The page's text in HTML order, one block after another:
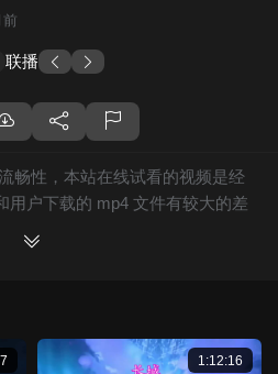
前
联播
畅性，本站在线试看的视频是经
用户下载的 mp4 文件有较大的差
家】王一佳 - 点一杯快乐(DjQQ
快介绍给你的朋友，一起来分享！
1:12:16